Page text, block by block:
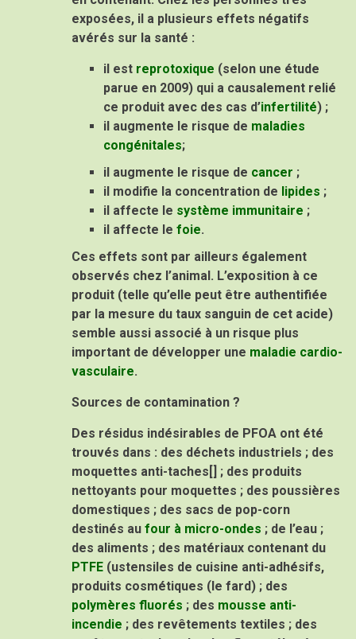
exposées, il a plusieurs effets négatifs
avérés sur la santé :
il est reprotoxique (selon une étude
parue en 2009) qui a causalement relié
ce produit avec des cas d’infertilité) ;
il augmente le risque de maladies
congénitales;
il augmente le risque de cancer ;
il modifie la concentration de lipides ;
il affecte le système immunitaire ;
il affecte le foie.
Ces effets sont par ailleurs également
observés chez l’animal. L’exposition à ce
produit (telle qu’elle peut être authentifiée
par la mesure du taux sanguin de cet acide)
semble aussi associé à un risque plus
important de développer une maladie cardio-
vasculaire.
Sources de contamination ?
Des résidus indésirables de PFOA ont été
trouvés dans : des déchets industriels ; des
moquettes anti-taches[] ; des produits
nettoyants pour moquettes ; des poussières
domestiques ; des sacs de pop-corn
destinés au four à micro-ondes ; de l’eau ;
des aliments ; des matériaux contenant du
PTFE (ustensiles de cuisine anti-adhésifs,
produits cosmétiques (le fard) ; des
polymères fluorés ; des mousse anti-
incendie ; des revêtements textiles ; des